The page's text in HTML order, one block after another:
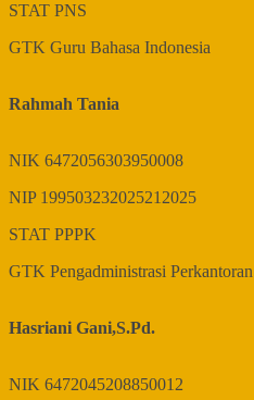
STAT PNS
GTK Guru Bahasa Indonesia
Rahmah Tania
NIK 6472056303950008
NIP 199503232025212025
STAT PPPK
GTK Pengadministrasi Perkantoran
Hasriani Gani,S.Pd.
NIK 6472045208850012